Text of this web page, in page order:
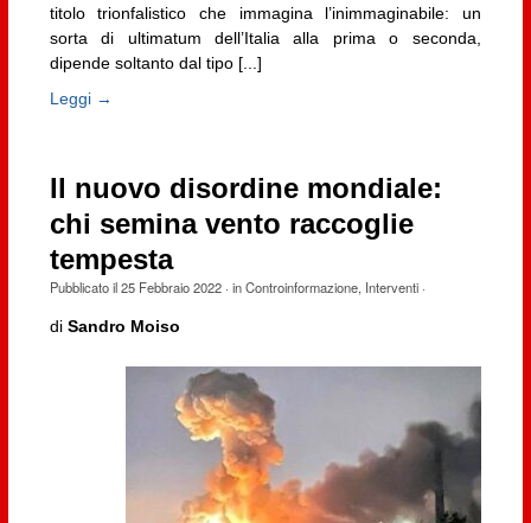
titolo trionfalistico che immagina l’inimmaginabile: un
sorta di ultimatum dell’Italia alla prima o seconda,
dipende soltanto dal tipo [...]
Leggi →
Il nuovo disordine mondiale:
chi semina vento raccoglie
tempesta
Pubblicato il25 Febbraio 2022· inControinformazione, Interventi·
di Sandro Moiso